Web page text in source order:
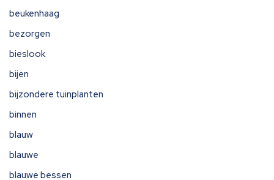
beukenhaag
bezorgen
bieslook
bijen
bijzondere tuinplanten
binnen
blauw
blauwe
blauwe bessen